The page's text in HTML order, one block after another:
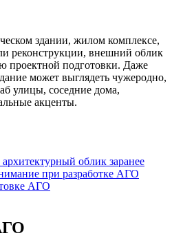
здании, жилом комплексе,
реконструкции, внешний облик
проектной подготовки. Даже
может выглядеть чужеродно,
улицы, соседние дома,
акценты.
облик заранее
при разработке АГО
АГО